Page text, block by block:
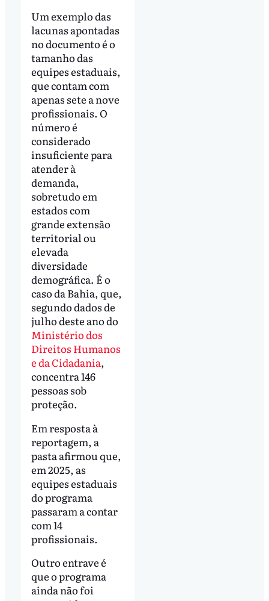
Um exemplo das
lacunas apontadas
no documento é o
tamanho das
equipes estaduais,
que contam com
apenas sete a nove
profissionais. O
número é
considerado
insuficiente para
atender à
demanda,
sobretudo em
estados com
grande extensão
territorial ou
elevada
diversidade
demográfica. É o
caso da Bahia, que,
segundo dados de
julho deste ano do
Ministério dos
Direitos Humanos
e da Cidadania,
concentra 146
pessoas sob
proteção.
Em resposta à
reportagem, a
pasta afirmou que,
em 2025, as
equipes estaduais
do programa
passaram a contar
com 14
profissionais.
Outro entrave é
que o programa
ainda não foi